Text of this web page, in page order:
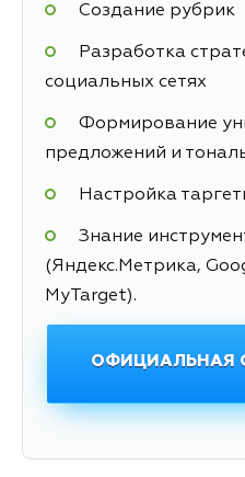
Создание рубрик
Разработка
социальных сетях
Формирование
предложений и
Настройка
Знание
(Яндекс.Метрика,
MyTarget).
ОФИЦИАЛЬНАЯ